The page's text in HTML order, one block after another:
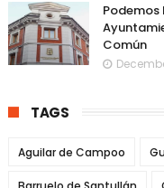
Común
TAGS
Aguilar de Campoo